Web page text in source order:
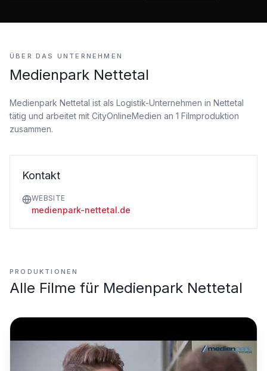
ÜBER DAS UNTERNEHMEN
Medienpark Nettetal
Medienpark Nettetal ist als Logistik-Unternehmen in Nettetal
tätig und arbeitet mit CityOnlineMedien an 1 Filmproduktion
zusammen.
Kontakt
WEBSITE
medienpark-nettetal.de
PRODUKTIONEN
Alle Filme für Medienpark Nettetal